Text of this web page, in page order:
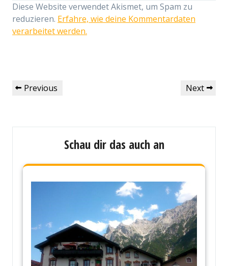
Diese Website verwendet Akismet, um Spam zu
reduzieren. Erfahre, wie deine Kommentardaten
verarbeitet werden.
Beitragsnavigation
Previous
Previous
Next
Next
Schau dir das auch an